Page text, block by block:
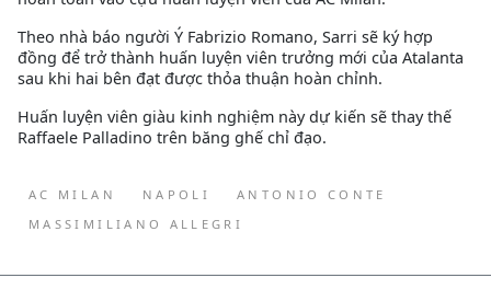
Theo nhà báo người Ý Fabrizio Romano, Sarri sẽ ký hợp
đồng để trở thành huấn luyện viên trưởng mới của Atalanta
sau khi hai bên đạt được thỏa thuận hoàn chỉnh.
Huấn luyện viên giàu kinh nghiệm này dự kiến sẽ thay thế
Raffaele Palladino trên băng ghế chỉ đạo.
AC MILAN NAPOLI
ANTONIO CONTE
MASSIMILIANO ALLEGRI